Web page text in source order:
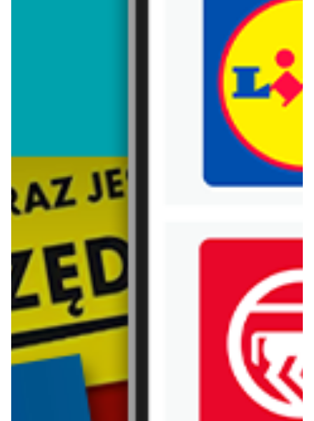
Trafiłeś na nieaktualną gazetkę
Zobacz aktualne gazetki Blix!
od dziś
Netto
od dziś
Oferta od czwartku
WIĘCEJ GAZETEK NETTO